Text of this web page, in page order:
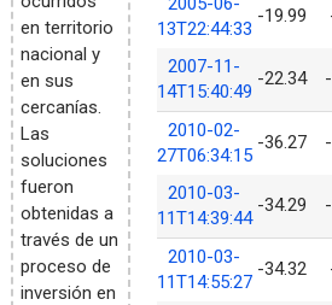
en territorio
nacional y
en sus
cercanías.
Las
soluciones
fueron
obtenidas a
través de un
proceso de
inversión en
13T22:44:33
-19.99
2007-11-
14T15:40:49
-22.34
2010-02-
27T06:34:15
-36.27
2010-03-
11T14:39:44
-34.29
2010-03-
11T14:55:27
-34.32